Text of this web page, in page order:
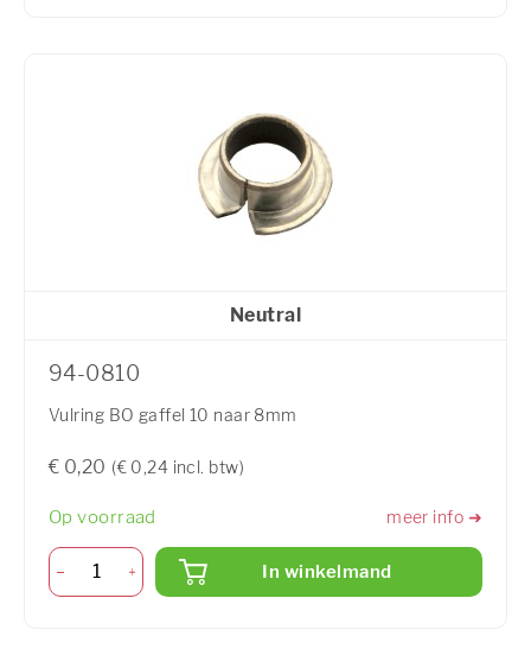
Neutral
94-0810
Vulring BO gaffel 10 naar 8mm
€ 0,20 (€ 0,24 incl. btw)
Op voorraad meer info ➜
In winkelmand